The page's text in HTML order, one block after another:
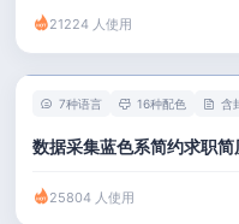
21224 人使用
7种语言 16种配色 含
数据采集蓝色系简约求职简
25804 人使用